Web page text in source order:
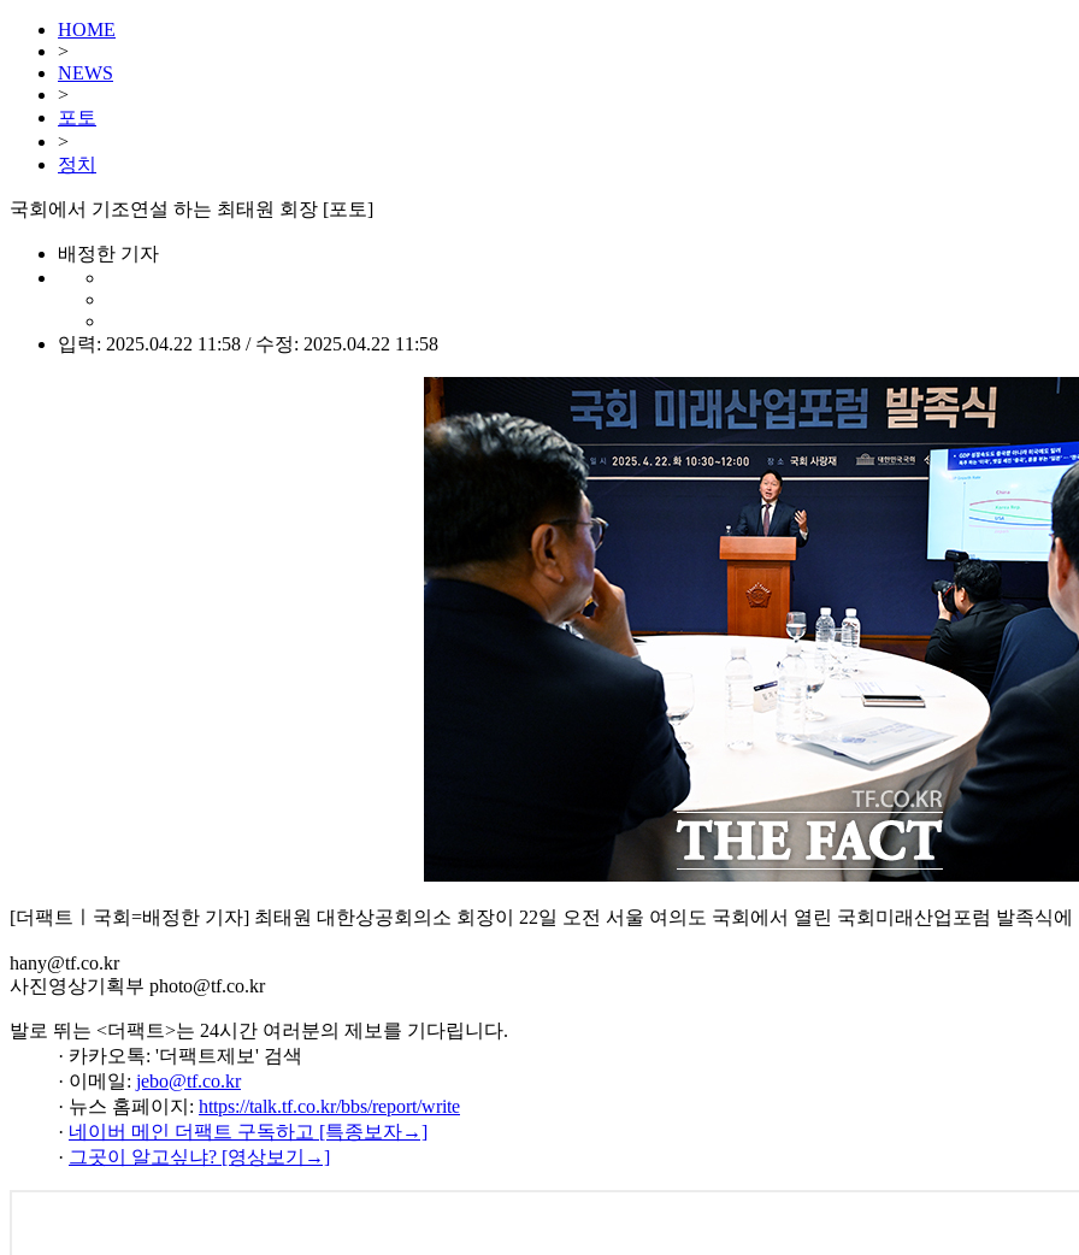
HOME
>
NEWS
>
포토
>
정치
국회에서 기조연설 하는 최태원 회장 [포토]
배정한 기자
입력: 2025.04.22 11:58 / 수정: 2025.04.22 11:58
[더팩트ㅣ국회=배정한 기자] 최태원 대한상공회의소 회장이 22일 오전 서울 여의도 국회에서 열린 국회미래산업포럼 발족식
hany@tf.co.kr
사진영상기획부 photo@tf.co.kr
발로 뛰는 <더팩트>는 24시간 여러분의 제보를 기다립니다.
· 카카오톡: '더팩트제보' 검색
· 이메일: jebo@tf.co.kr
· 뉴스 홈페이지: https://talk.tf.co.kr/bbs/report/write
· 네이버 메인 더팩트 구독하고 [특종보자→]
· 그곳이 알고싶냐? [영상보기→]